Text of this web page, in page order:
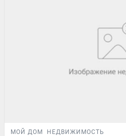
МОЙ ДОМ НЕДВИЖИМОСТЬ